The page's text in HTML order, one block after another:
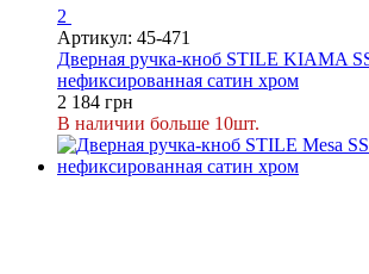
2
Артикул: 45-471
Дверная ручка-кноб STILE KIAMA
нефиксированная сатин хром
2 184 грн
В наличии больше 10шт.